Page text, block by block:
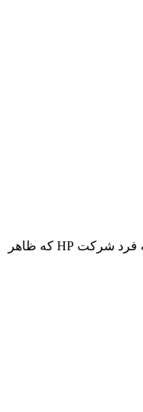
لپ تاپ نسل 11 با طراحی های منحصر به فرد شرکت HP که ظاهر